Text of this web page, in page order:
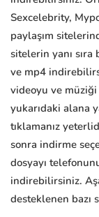
Sexcelebrity,
paylaşım
sitelerin yanı sıra
ve mp4
videoyu ve müziği
yukarıdaki alana
tıklamanız
sonra indirme
dosyayı
indirebilirsiniz.
desteklenen bazı